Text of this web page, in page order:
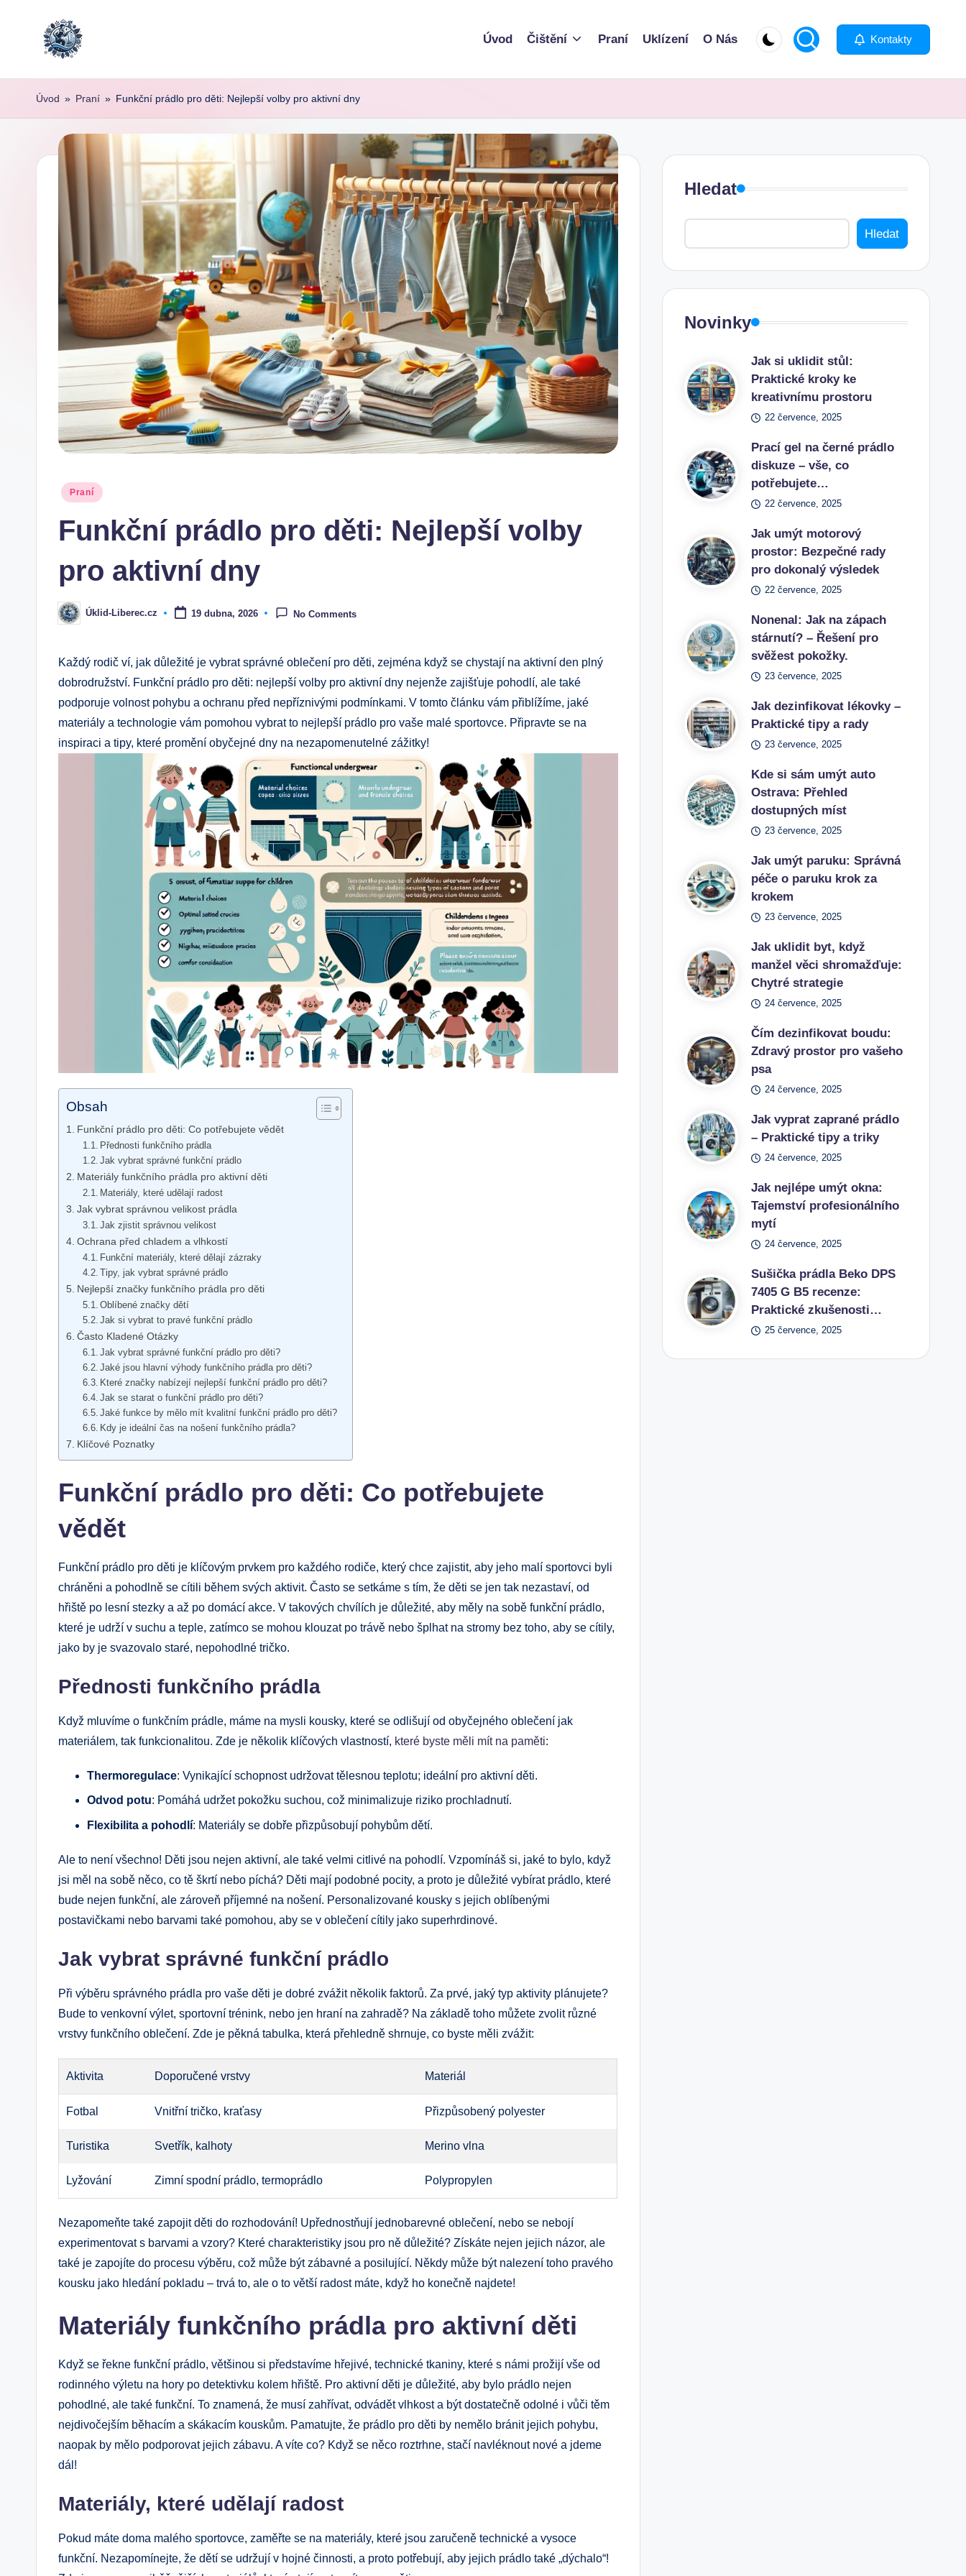
content
Úvod Čištění Praní Uklízení O Nás Kontakty
Úvod » Praní » Funkční prádlo pro děti: Nejlepší volby pro aktivní dny
Posted
Praní
Funkční prádlo pro děti: Nejlepší volby
pro aktivní dny
Posted
by
Úklid-Liberec.cz 19 dubna, 2026 No Comments
Každý rodič ví, jak důležité je vybrat správné oblečení pro děti, zejména když se chystají na aktivní den plný
dobrodružství. Funkční prádlo pro děti: nejlepší volby pro aktivní dny nejenže zajišťuje pohodlí, ale také
podporuje volnost pohybu a ochranu před nepříznivými podmínkami. V tomto článku vám přiblížíme, jaké
materiály a technologie vám pomohou vybrat to nejlepší prádlo pro vaše malé sportovce. Připravte se na
inspiraci a tipy, které promění obyčejné dny na nezapomenutelné zážitky!
Obsah
Funkční prádlo pro děti: Co potřebujete vědět
Přednosti funkčního prádla
Jak vybrat správné funkční prádlo
Materiály funkčního prádla pro aktivní děti
Materiály, které udělají radost
Jak vybrat správnou velikost prádla
Jak zjistit správnou velikost
Ochrana před chladem a vlhkostí
Funkční materiály, které dělají zázraky
Tipy, jak vybrat správné prádlo
Nejlepší značky funkčního prádla pro děti
Oblíbené značky dětí
Jak si vybrat to pravé funkční prádlo
Často Kladené Otázky
Jak vybrat správné funkční prádlo pro děti?
Jaké jsou hlavní výhody funkčního prádla pro děti?
Které značky nabízejí nejlepší funkční prádlo pro děti?
Jak se starat o funkční prádlo pro děti?
Jaké funkce by mělo mít kvalitní funkční prádlo pro děti?
Kdy je ideální čas na nošení funkčního prádla?
Klíčové Poznatky
Funkční prádlo pro děti: Co potřebujete
vědět
Funkční prádlo pro děti je klíčovým prvkem pro každého rodiče, který chce zajistit, aby jeho malí sportovci byli
chráněni a pohodlně se cítili během svých aktivit. Často se setkáme s tím, že děti se jen tak nezastaví, od
hřiště po lesní stezky a až po domácí akce. V takových chvílích je důležité, aby měly na sobě funkční prádlo,
které je udrží v suchu a teple, zatímco se mohou klouzat po trávě nebo šplhat na stromy bez toho, aby se cítily,
jako by je svazovalo staré, nepohodlné tričko.
Přednosti funkčního prádla
Když mluvíme o funkčním prádle, máme na mysli kousky, které se odlišují od obyčejného oblečení jak
materiálem, tak funkcionalitou. Zde je několik klíčových vlastností, které byste měli mít na paměti:
Thermoregulace: Vynikající schopnost udržovat tělesnou teplotu; ideální pro aktivní děti.
Odvod potu: Pomáhá udržet pokožku suchou, což minimalizuje riziko prochladnutí.
Flexibilita a pohodlí: Materiály se dobře přizpůsobují pohybům dětí.
Ale to není všechno! Děti jsou nejen aktivní, ale také velmi citlivé na pohodlí. Vzpomínáš si, jaké to bylo, když
jsi měl na sobě něco, co tě škrtí nebo píchá? Děti mají podobné pocity, a proto je důležité vybírat prádlo, které
bude nejen funkční, ale zároveň příjemné na nošení. Personalizované kousky s jejich oblíbenými
postavičkami nebo barvami také pomohou, aby se v oblečení cítily jako superhrdinové.
Jak vybrat správné funkční prádlo
Při výběru správného prádla pro vaše děti je dobré zvážit několik faktorů. Za prvé, jaký typ aktivity plánujete?
Bude to venkovní výlet, sportovní trénink, nebo jen hraní na zahradě? Na základě toho můžete zvolit různé
vrstvy funkčního oblečení. Zde je pěkná tabulka, která přehledně shrnuje, co byste měli zvážit:
Aktivita Doporučené vrstvy Materiál
Fotbal Vnitřní tričko, kraťasy Přizpůsobený polyester
Turistika Svetřík, kalhoty Merino vlna
Lyžování Zimní spodní prádlo, termoprádlo Polypropylen
Nezapomeňte také zapojit děti do rozhodování! Upřednostňují jednobarevné oblečení, nebo se nebojí
experimentovat s barvami a vzory? Které charakteristiky jsou pro ně důležité? Získáte nejen jejich názor, ale
také je zapojíte do procesu výběru, což může být zábavné a posilující. Někdy může být nalezení toho pravého
kousku jako hledání pokladu – trvá to, ale o to větší radost máte, když ho konečně najdete!
Materiály funkčního prádla pro aktivní děti
Když se řekne funkční prádlo, většinou si představíme hřejivé, technické tkaniny, které s námi prožijí vše od
rodinného výletu na hory po detektivku kolem hřiště. Pro aktivní děti je důležité, aby bylo prádlo nejen
pohodlné, ale také funkční. To znamená, že musí zahřívat, odvádět vlhkost a být dostatečně odolné i vůči těm
nejdivočejším běhacím a skákacím kouskům. Pamatujte, že prádlo pro děti by nemělo bránit jejich pohybu,
naopak by mělo podporovat jejich zábavu. A víte co? Když se něco roztrhne, stačí navléknout nové a jdeme
dál!
Materiály, které udělají radost
Pokud máte doma malého sportovce, zaměřte se na materiály, které jsou zaručeně technické a vysoce
funkční. Nezapomínejte, že dětí se udržují v hojné činnosti, a proto potřebují, aby jejich prádlo také „dýchalo“!
Hledat
Hledat
Novinky
Jak si uklidit stůl:
Praktické kroky ke
kreativnímu prostoru
22 července, 2025
Prací gel na černé prádlo
diskuze – vše, co
potřebujete…
22 července, 2025
Jak umýt motorový
prostor: Bezpečné rady
pro dokonalý výsledek
22 července, 2025
Nonenal: Jak na zápach
stárnutí? – Řešení pro
svěžest pokožky.
23 července, 2025
Jak dezinfikovat lékovky –
Praktické tipy a rady
23 července, 2025
Kde si sám umýt auto
Ostrava: Přehled
dostupných míst
23 července, 2025
Jak umýt paruku: Správná
péče o paruku krok za
krokem
23 července, 2025
Jak uklidit byt, když
manžel věci shromažďuje:
Chytré strategie
24 července, 2025
Čím dezinfikovat boudu:
Zdravý prostor pro vašeho
psa
24 července, 2025
Jak vyprat zaprané prádlo
– Praktické tipy a triky
24 července, 2025
Jak nejlépe umýt okna:
Tajemství profesionálního
mytí
24 července, 2025
Sušička prádla Beko DPS
7405 G B5 recenze:
Praktické zkušenosti…
25 července, 2025